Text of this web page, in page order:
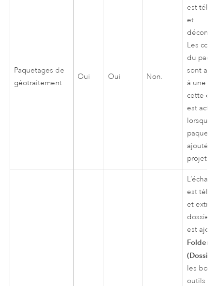
Paquetages de
géotraitement
Oui Oui Non.
est
et
Les
du
sont
à une
cette
est
lorsque
ajouté
projet.
est
et
dossier
est
Folders
les
outils